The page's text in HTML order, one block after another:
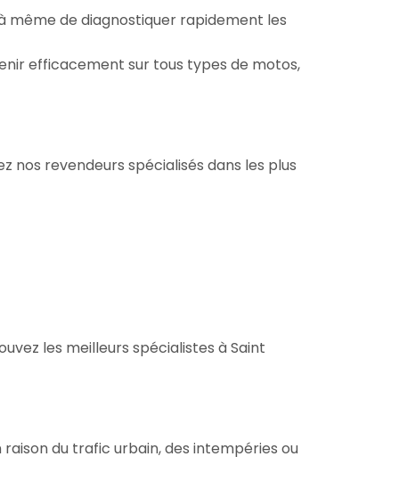
même de diagnostiquer rapidement les
efficacement sur tous types de motos,
nos revendeurs spécialisés dans les plus
les meilleurs spécialistes à Saint
du trafic urbain, des intempéries ou